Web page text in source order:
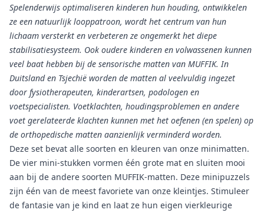
Spelenderwijs optimaliseren kinderen hun houding, ontwikkelen
ze een natuurlijk looppatroon, wordt het centrum van hun
lichaam versterkt en verbeteren ze ongemerkt het diepe
stabilisatiesysteem. Ook oudere kinderen en volwassenen kunnen
veel baat hebben bij de sensorische matten van MUFFIK. In
Duitsland en Tsjechië worden de matten al veelvuldig ingezet
door fysiotherapeuten, kinderartsen, podologen en
voetspecialisten. Voetklachten, houdingsproblemen en andere
voet gerelateerde klachten kunnen met het oefenen (en spelen) op
de orthopedische matten aanzienlijk verminderd worden.
Deze set bevat alle soorten en kleuren van onze minimatten.
De vier mini-stukken vormen één grote mat en sluiten mooi
aan bij de andere soorten MUFFIK-matten. Deze minipuzzels
zijn één van de meest favoriete van onze kleintjes. Stimuleer
de fantasie van je kind en laat ze hun eigen vierkleurige